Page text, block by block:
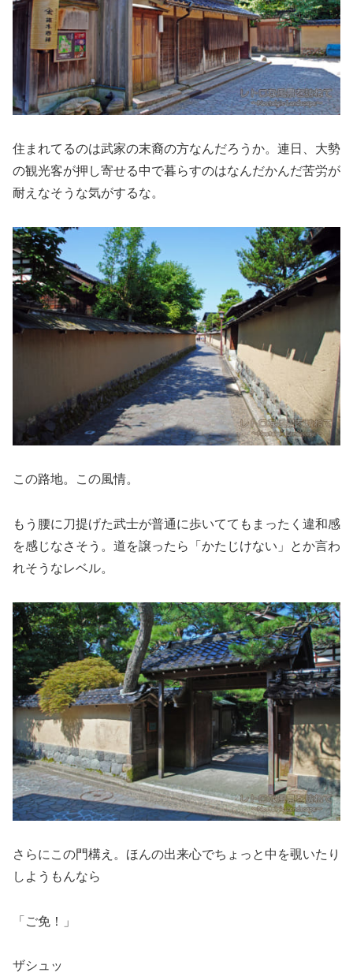
住まれてるのは武家の末裔の方なんだろうか。連日、大勢
の観光客が押し寄せる中で暮らすのはなんだかんだ苦労が
耐えなそうな気がするな。
この路地。この風情。
もう腰に刀提げた武士が普通に歩いててもまったく違和感
を感じなさそう。道を譲ったら「かたじけない」とか言わ
れそうなレベル。
さらにこの門構え。ほんの出来心でちょっと中を覗いたり
しようもんなら
「ご免！」
ザシュッ